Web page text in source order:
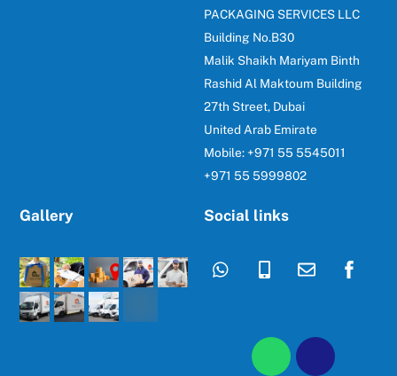
PACKAGING SERVICES LLC
Building No.B30
Malik Shaikh Mariyam Binth
Rashid Al Maktoum Building
27th Street, Dubai
United Arab Emirate
Mobile: +971 55 5545011
+971 55 5999802
Gallery Social links